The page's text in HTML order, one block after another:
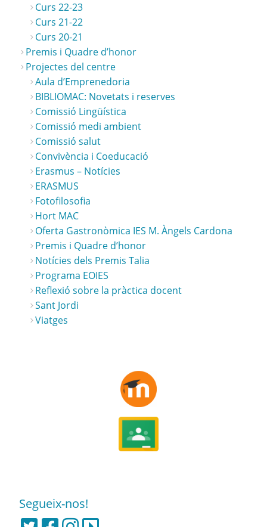
Curs 22-23
Curs 21-22
Curs 20-21
Premis i Quadre d’honor
Projectes del centre
Aula d’Emprenedoria
BIBLIOMAC: Novetats i reserves
Comissió Lingüística
Comissió medi ambient
Comissió salut
Convivència i Coeducació
Erasmus – Notícies
ERASMUS
Fotofilosofia
Hort MAC
Oferta Gastronòmica IES M. Àngels Cardona
Premis i Quadre d’honor
Notícies dels Premis Talia
Programa EOIES
Reflexió sobre la pràctica docent
Sant Jordi
Viatges
Segueix-nos!